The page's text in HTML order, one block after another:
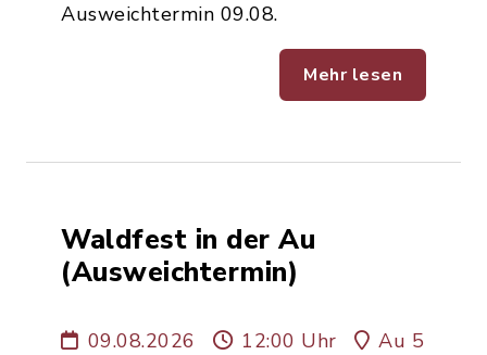
Ausweichtermin 09.08.
Mehr lesen
Waldfest in der Au
(Ausweichtermin)
09.08.2026 12:00 Uhr Au 5